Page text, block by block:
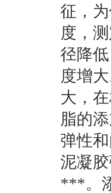
征，
度，
径降
度增
大，
脂的
弹性
泥凝
***。